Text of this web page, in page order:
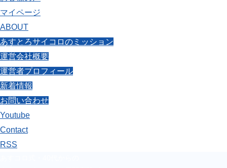
マイページ
ABOUT
あすとろサイコロのミッション
運営会社概要
運営者プロフィール
新着情報
お問い合わせ
Youtube
Contact
RSS